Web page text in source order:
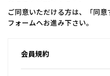
ご同意いただける方は、「同
フォームへお進み下さい。
会員規約